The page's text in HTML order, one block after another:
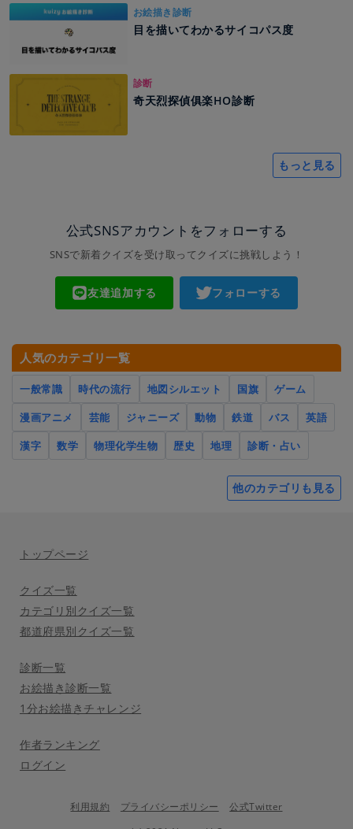
お絵描き診断
目を描いてわかるサイコパス度
診断
奇天烈探偵俱楽HO診断
もっと見る
公式SNSアカウントをフォローする
SNSで新着クイズを受け取ってクイズに挑戦しよう！
友達追加する フォローする
人気のカテゴリ一覧
一般常識 時代の流行 地図シルエット 国旗
ゲーム
漫画アニメ
芸能 ジャニーズ 動物 鉄道 バス
英語
漢字
数学 物理化学生物 歴史 地理 診断・占い
他のカテゴリも見る
トップページ
クイズ一覧
カテゴリ別クイズ一覧
都道府県別クイズ一覧
診断一覧
お絵描き診断一覧
1分お絵描きチャレンジ
作者ランキング
ログイン
利用規約 プライバシーポリシー
公式Twitter